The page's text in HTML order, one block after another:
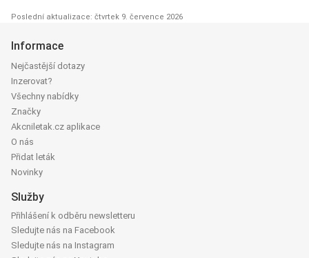
Poslední aktualizace: čtvrtek 9. července 2026
Informace
Nejčastější dotazy
Inzerovat?
Všechny nabídky
Značky
Akcniletak.cz aplikace
O nás
Přidat leták
Novinky
Služby
Přihlášení k odběru newsletteru
Sledujte nás na Facebook
Sledujte nás na Instagram